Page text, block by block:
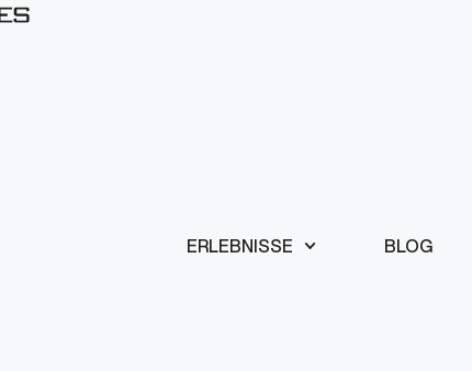
ERLEBNISSE BLOG